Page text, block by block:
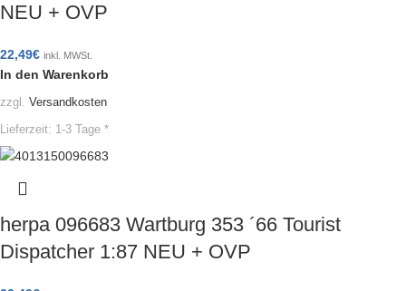
NEU + OVP
22,49€ inkl. MWSt.
In den Warenkorb
zzgl. Versandkosten
Lieferzeit: 1-3 Tage *
herpa 096683 Wartburg 353 ´66 Tourist
Dispatcher 1:87 NEU + OVP